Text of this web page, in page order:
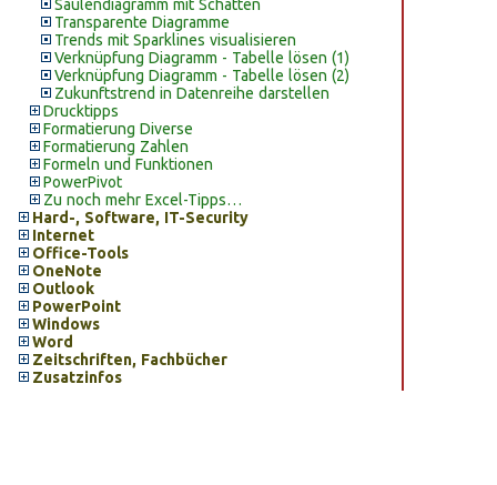
Säulendiagramm mit Schatten
Transparente Diagramme
Trends mit Sparklines visualisieren
Verknüpfung Diagramm - Tabelle lösen (1)
Verknüpfung Diagramm - Tabelle lösen (2)
Zukunftstrend in Datenreihe darstellen
Drucktipps
Formatierung Diverse
Formatierung Zahlen
Formeln und Funktionen
PowerPivot
Zu noch mehr Excel-Tipps…
Hard-, Software, IT-Security
Internet
Office-Tools
OneNote
Outlook
PowerPoint
Windows
Word
Zeitschriften, Fachbücher
Zusatzinfos